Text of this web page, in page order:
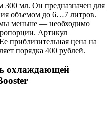
300 мл. Он предназначен для
объемом до 6…7 литров.
меньше — необходимо
Артикул
приблизительная цена на
порядка 400 рублей.
охлаждающей